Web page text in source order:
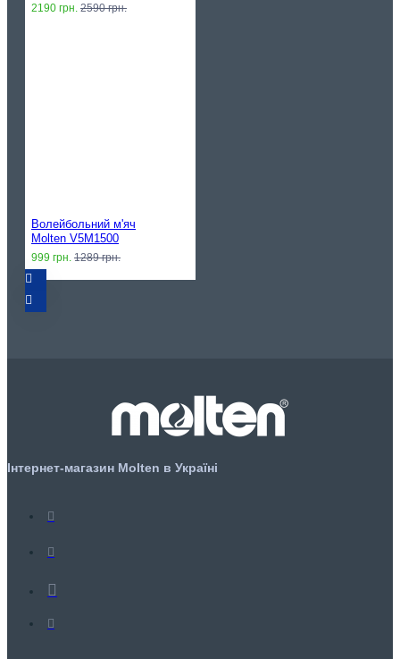
2190 грн. 2590 грн.
Волейбольний м'яч
Molten V5M1500
999 грн. 1289 грн.
Інтернет-магазин Molten в Україні